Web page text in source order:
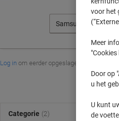
Samsung
Log in om eerder opgeslagen printers en/
Categorie (2)
voor het
Meer
Door op
u het
U kunt
de